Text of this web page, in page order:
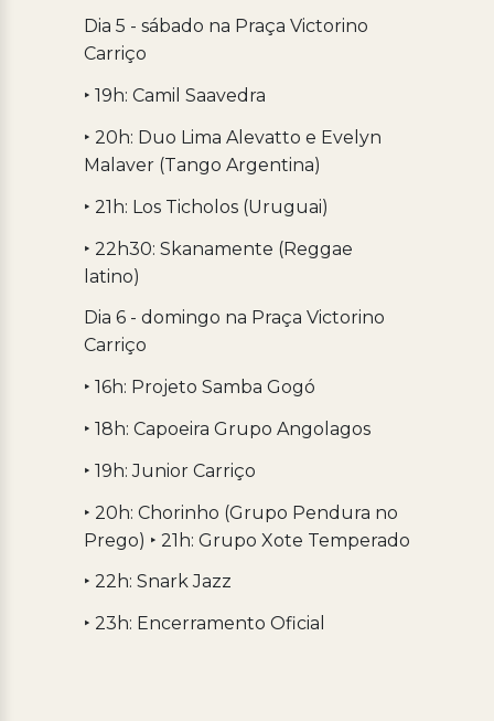
Dia 5 - sábado na Praça Victorino
Carriço
‣ 19h: Camil Saavedra
‣ 20h: Duo Lima Alevatto e Evelyn
Malaver (Tango Argentina)
‣ 21h: Los Ticholos (Uruguai)
‣ 22h30: Skanamente (Reggae
latino)
Dia 6 - domingo na Praça Victorino
Carriço
‣ 16h: Projeto Samba Gogó
‣ 18h: Capoeira Grupo Angolagos
‣ 19h: Junior Carriço
‣ 20h: Chorinho (Grupo Pendura no
Prego) ‣ 21h: Grupo Xote Temperado
‣ 22h: Snark Jazz
‣ 23h: Encerramento Oficial